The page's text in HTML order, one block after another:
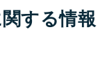
する情報